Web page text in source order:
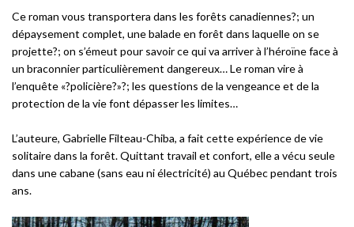
Ce roman vous transportera dans les forêts canadiennes?; un
dépaysement complet, une balade en forêt dans laquelle on se
projette?; on s’émeut pour savoir ce qui va arriver à l’héroïne face à
un braconnier particulièrement dangereux… Le roman vire à
l’enquête «?policière?»?; les questions de la vengeance et de la
protection de la vie font dépasser les limites…
L’auteure, Gabrielle Filteau-Chiba, a fait cette expérience de vie
solitaire dans la forêt. Quittant travail et confort, elle a vécu seule
dans une cabane (sans eau ni électricité) au Québec pendant trois
ans.